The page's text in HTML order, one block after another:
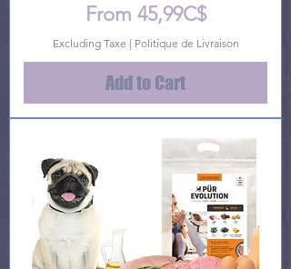
Price
From 45,99C$
Excluding Taxe | Politique de Livraison
Add to Cart